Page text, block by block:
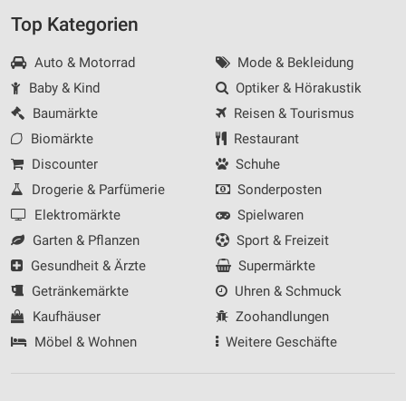
Top Kategorien
Auto & Motorrad
Baby & Kind
Baumärkte
Biomärkte
Discounter
Drogerie & Parfümerie
Elektromärkte
Garten & Pflanzen
Gesundheit & Ärzte
Getränkemärkte
Kaufhäuser
Möbel & Wohnen
Mode & Bekleidung
Optiker & Hörakustik
Reisen & Tourismus
Restaurant
Schuhe
Sonderposten
Spielwaren
Sport & Freizeit
Supermärkte
Uhren & Schmuck
Zoohandlungen
Weitere Geschäfte